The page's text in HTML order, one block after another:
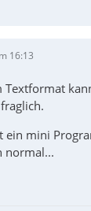
16:13
Textformat
ein mini
normal...